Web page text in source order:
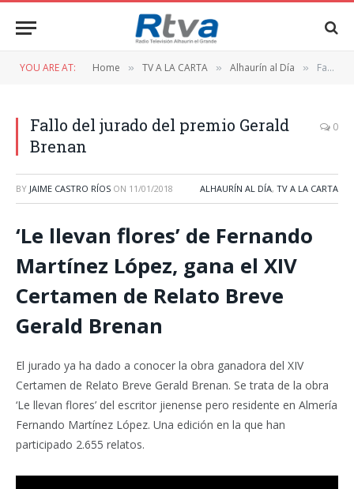
YOU ARE AT: Home » TV A LA CARTA » Alhaurín al Día » Fallo del jurado del premio Gerald Brenan
Fallo del jurado del premio Gerald
Brenan
0
BY JAIME CASTRO RÍOS ON 11/01/2018 ALHAURÍN AL DÍA, TV A LA CARTA
‘Le llevan flores’ de Fernando
Martínez López, gana el XIV
Certamen de Relato Breve
Gerald Brenan
El jurado ya ha dado a conocer la obra ganadora del XIV
Certamen de Relato Breve Gerald Brenan. Se trata de la obra
‘Le llevan flores’ del escritor jienense pero residente en Almería
Fernando Martínez López. Una edición en la que han
participado 2.655 relatos.